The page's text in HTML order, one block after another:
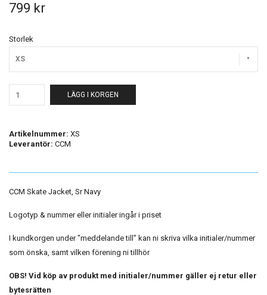
799 kr
Storlek
XS
LÄGG I KORGEN
Artikelnummer: XS
Leverantör: CCM
CCM Skate Jacket, Sr Navy
Logotyp & nummer eller initialer ingår i priset
I kundkorgen under "meddelande till" kan ni skriva vilka initialer/nummer
som önska, samt vilken förening ni tillhör
OBS! Vid köp av produkt med initialer/nummer gäller ej retur eller
bytesrätten